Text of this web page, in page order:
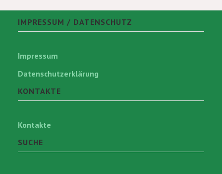
IMPRESSUM / DATENSCHUTZ
Impressum
Datenschutzerklärung
KONTAKTE
Kontakte
SUCHE